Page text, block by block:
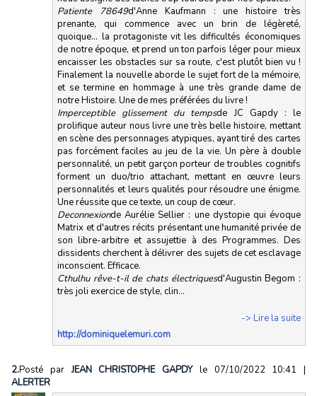
Patiente 78649d'Anne Kaufmann : une histoire très
prenante, qui commence avec un brin de légèreté,
quoique... la protagoniste vit les difficultés économiques
de notre époque, et prend un ton parfois léger pour mieux
encaisser les obstacles sur sa route, c'est plutôt bien vu !
Finalement la nouvelle aborde le sujet fort de la mémoire,
et se termine en hommage à une très grande dame de
notre Histoire. Une de mes préférées du livre !
Imperceptible glissement du tempsde JC Gapdy : le
prolifique auteur nous livre une très belle histoire, mettant
en scène des personnages atypiques, ayant tiré des cartes
pas forcément faciles au jeu de la vie. Un père à double
personnalité, un petit garçon porteur de troubles cognitifs
forment un duo/trio attachant, mettant en œuvre leurs
personnalités et leurs qualités pour résoudre une énigme.
Une réussite que ce texte, un coup de cœur.
Deconnexionde Aurélie Sellier : une dystopie qui évoque
Matrix et d'autres récits présentant une humanité privée de
son libre-arbitre et assujettie à des Programmes. Des
dissidents cherchent à délivrer des sujets de cet esclavage
inconscient. Efficace.
Cthulhu rêve-t-il de chats électriquesd'Augustin Begom :
très joli exercice de style, clin...
-> Lire la suite
http://dominiquelemuri.com
2.Posté parJEAN CHRISTOPHE GAPDY le 07/10/2022 10:41 |
ALERTER